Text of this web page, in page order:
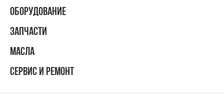
ОБОРУДОВАНИЕ
ЗАПЧАСТИ
МАСЛА
СЕРВИС И РЕМОНТ